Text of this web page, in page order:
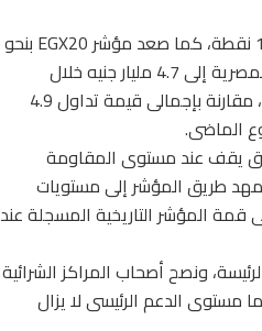
وسجل مؤشر EGX100 الأوسع نطاقًا ارتفاعاً بنحو %0.58 مغلقاً عند مستوى 1954 نقطة، كما صعد مؤشر EGX20 بنحو
%0.95 مغلقًا عند مستوى 15871 نقطة. وتراجع إجمالى قيمة التداول بالبورصة المصرية إلى 4.7 مليار جنيه خلال
الأسبوع، من خلال كمية تداولات 1025 مليون سهم منفذة على 107 آلاف عملية، مقارنة بإجمالى قيمة تداول 4.9
يقف عند مستوى المقاومة
قد يتمهد طريق المؤشر إلى مستويات
17200 نقطة، ثم 17700 نقطة، وصولاً إلى قمة المؤشر التاريخية المسجلة عند
ونصح أصحاب المراكز الشرائية
المرحلى عند 15500 نقطة تقريبًا، بينما مستوى الدعم الرئيسى لا يزال